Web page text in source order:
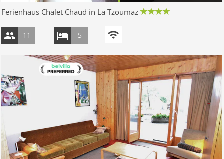
Ferienhaus Chalet Chaud in La Tzoumaz
11 5